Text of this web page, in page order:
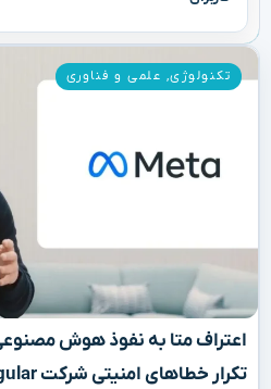
اعتراف متا به نفوذ هوش
تکرار خطاهای امنیتی شرکت Irregular
تکنولوژی, علمی و فناوری